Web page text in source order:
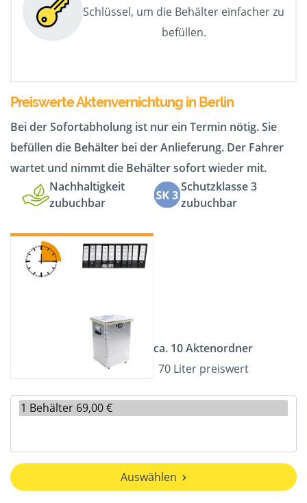
Schlüssel, um die Behälter einfacher zu
befüllen.
Preiswerte Aktenvernichtung in Berlin
Bei der Sofortabholung ist nur ein Termin nötig. Sie
befüllen die Behälter bei der Anlieferung. Der Fahrer
wartet und nimmt die Behälter sofort wieder mit.
Nachhaltigkeit
zubuchbar
Schutzklasse 3
zubuchbar
ca. 10 Aktenordner
70 Liter preiswert
Auswählen